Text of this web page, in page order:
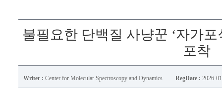
불필요한 단백질 사냥꾼 ‘자가
포착
Writer : Center for Molecular Spectroscopy and Dynamics RegDate : 2026-